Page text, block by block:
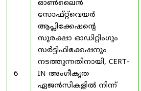
6
ഓൺലൈൻ
സോഫ്റ്റ്‌വെയർ
ആപ്ലിക്കേഷന്റെ
സുരക്ഷാ ഓഡിറ്റിംഗും
സർട്ടിഫിക്കേഷനും
നടത്തുന്നതിനായി, CERT-
IN അംഗീകൃത
ഏജൻസികളിൽ നിന്ന്